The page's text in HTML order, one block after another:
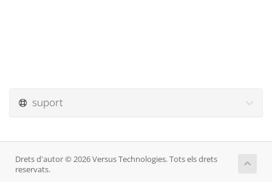
suport
Drets d'autor © 2026 Versus Technologies. Tots els drets
reservats.